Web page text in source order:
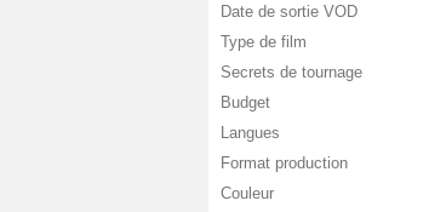
Date de sortie VOD
Type de film
Secrets de tournage
Budget
Langues
Format production
Couleur